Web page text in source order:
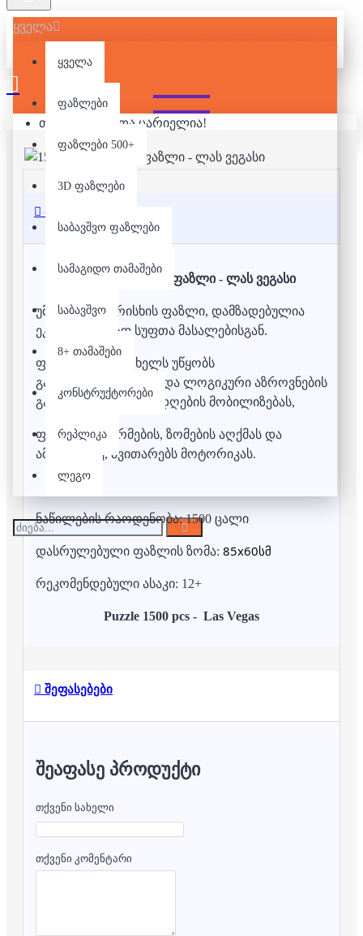
ყველა
ყველა
ფაზლები
ფაზლები 500+
3D ფაზლები
საბავშვო ფაზლები
სამაგიდო თამაშები
საბავშვო
8+ თამაშები
კონსტრუქტორები
რეპლიკა
ლეგო
თქვენი კალათა ცარიელია!
1500 ᲓᲔᲢᲐᲚᲘᲐᲜᲘ ᲤᲐᲖᲚᲘ -
აღწერა
1500 დეტალიანი ფაზლი - ლას ვეგასი
უმაღლესი ხარისხის ფაზლი, დამზადებულია
ეკოლოგიურად სუფთა მასალებისგან.
ფაზლის აწყობა ხელს უწყობს
გამომსახველობითი და ლოგიკური აზროვნების
განვითარებას, ყურადღების მობილიზებას,
ფერების, ფორმების, ზომების აღქმას და
ამასთანავე, ავითარებს მოტორიკას.
ნაწილების რაოდენობა: 1500 ცალი
დასრულებული ფაზლის ზომა: 85x60სმ
რეკომენდებული ასაკი: 12+
Puzzle 1500 pcs - Las Vegas
შეფასებები
ᲨᲔᲐᲤᲐᲡᲔ ᲞᲠᲝᲓᲣᲥᲢᲘ
თქვენი სახელი
თქვენი კომენტარი